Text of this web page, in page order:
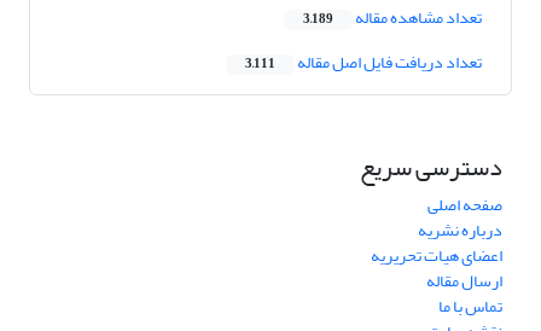
تعداد مشاهده مقاله 3,189
تعداد دریافت فایل اصل مقاله 3,111
دسترسی سریع
صفحه اصلی
درباره نشریه
اعضای هیات تحریریه
ارسال مقاله
تماس با ما